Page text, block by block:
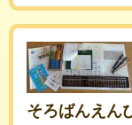
そろばんえん